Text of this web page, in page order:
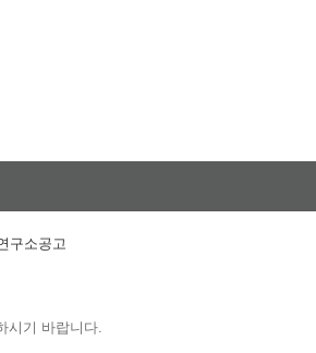
구소공고
시기 바랍니다.